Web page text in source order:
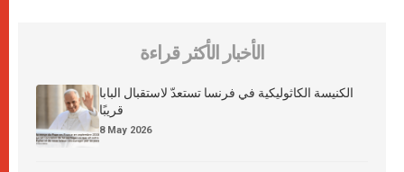
الأخبار الأكثر قراءة
الكنيسة الكاثوليكية في فرنسا تستعدّ لاستقبال البابا
قريبًا
8 May 2026